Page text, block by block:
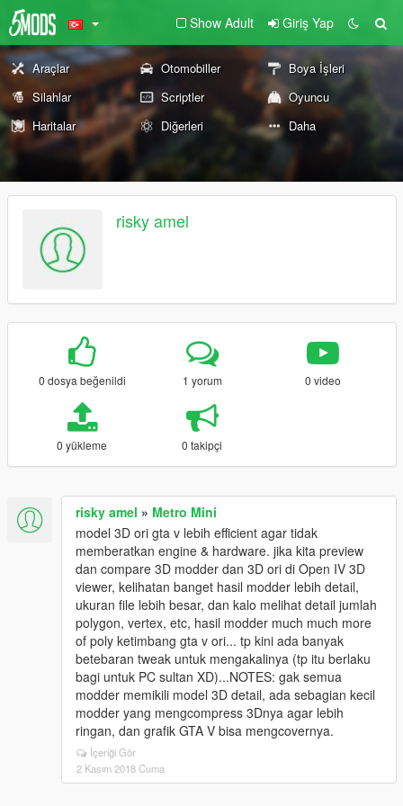
Show Adult Giriş Yap
Araçlar Otomobiller
Boya İşleri
Silahlar
Scriptler
Oyuncu
Haritalar
Diğerleri Daha
risky amel
0 dosya beğenildi 1 yorum 0 video
0 yükleme 0 takipçi
risky amel » Metro Mini
model 3D ori gta v lebih efficient agar tidak
memberatkan engine & hardware. jika kita preview
dan compare 3D modder dan 3D ori di Open IV 3D
viewer, kelihatan banget hasil modder lebih detail,
ukuran file lebih besar, dan kalo melihat detail jumlah
polygon, vertex, etc, hasil modder much much more
of poly ketimbang gta v ori... tp kini ada banyak
betebaran tweak untuk mengakalinya (tp itu berlaku
bagi untuk PC sultan XD)...NOTES: gak semua
modder memikili model 3D detail, ada sebagian kecil
modder yang mengcompress 3Dnya agar lebih
ringan, dan grafik GTA V bisa mengcovernya.
İçeriği Gör
2 Kasım 2018 Cuma